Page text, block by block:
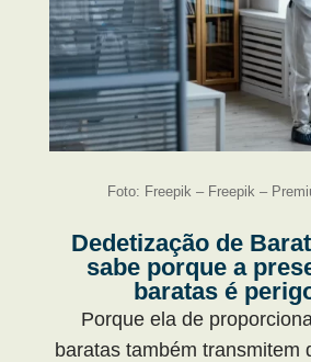
Foto: Freepik – Freepik –
Dedetização de
sabe porque a
baratas é
Porque ela de
baratas também transmitem